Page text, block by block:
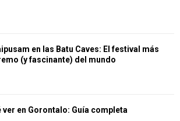
en las Batu Caves: El festival más
(y fascinante) del mundo
ver en Gorontalo: Guía completa